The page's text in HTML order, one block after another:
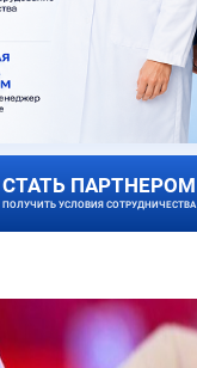
СТАТЬ ПАРТНЕРОМ
ПОЛУЧИТЬ УСЛОВИЯ СОТРУДНИЧЕСТВА